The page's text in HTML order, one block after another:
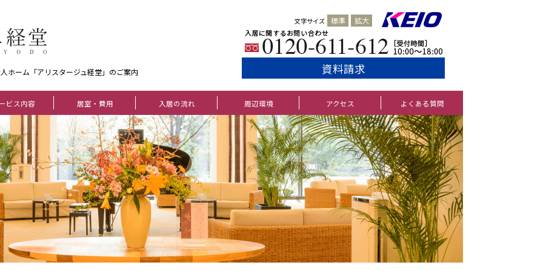
ホーム「アリスタージュ経堂」のご案内
文字サイズ 標準 拡大
資料請求
ビス内容 居室・費用 入居の流れ 周辺環境 アクセス よくある質問